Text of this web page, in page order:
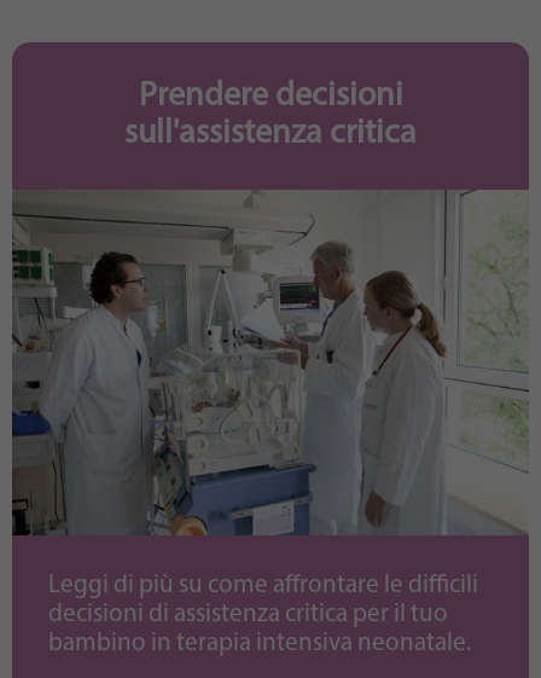
Prendere decisioni
sull'assistenza critica
Leggi di più su come affrontare le difficili
decisioni di assistenza critica per il tuo
bambino in terapia intensiva neonatale.